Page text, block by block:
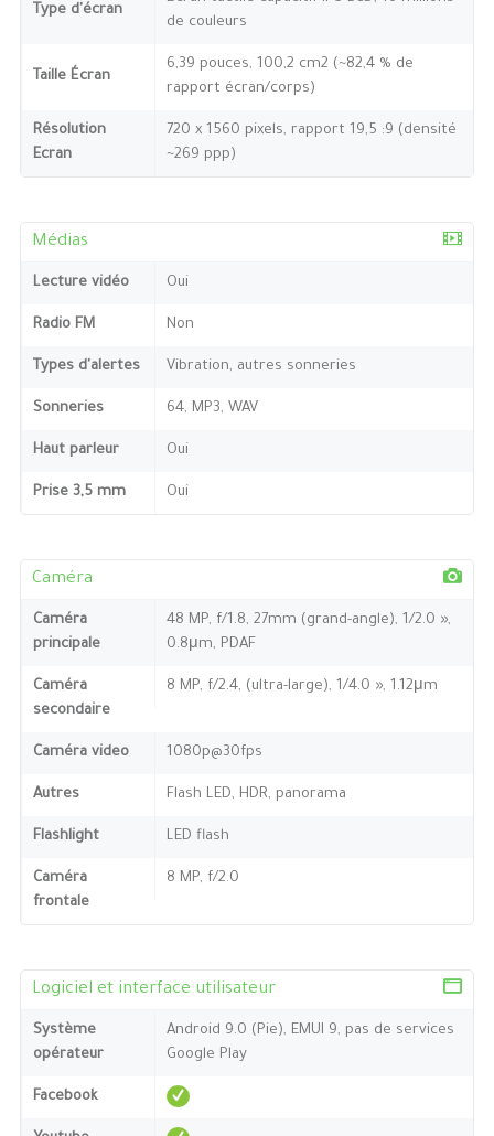
Type d'écran
de couleurs
Taille Écran
6,39 pouces, 100,2 cm2 (~82,4 % de
rapport écran/corps)
Résolution
Ecran
720 x 1560 pixels, rapport 19,5 :9 (densité
~269 ppp)
Médias
Lecture vidéo Oui
Radio FM Non
Types d'alertes Vibration, autres sonneries
Sonneries 64, MP3, WAV
Haut parleur Oui
Prise 3,5 mm Oui
Caméra
Caméra
principale
48 MP, f/1.8, 27mm (grand-angle), 1/2.0 »,
0.8μm, PDAF
Caméra
secondaire
8 MP, f/2.4, (ultra-large), 1/4.0 », 1.12μm
Caméra video 1080p@30fps
Autres Flash LED, HDR, panorama
Flashlight LED flash
Caméra
frontale
8 MP, f/2.0
Logiciel et interface utilisateur
Système
opérateur
Android 9.0 (Pie), EMUI 9, pas de services
Google Play
Facebook